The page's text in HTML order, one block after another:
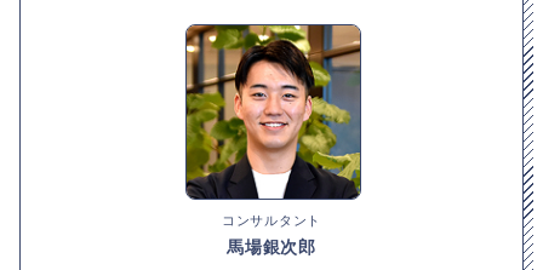
コンサルタント
馬場銀次郎